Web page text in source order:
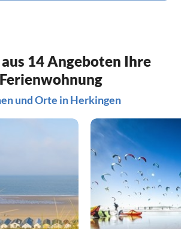
14 Angeboten Ihre
und Orte in Herkingen